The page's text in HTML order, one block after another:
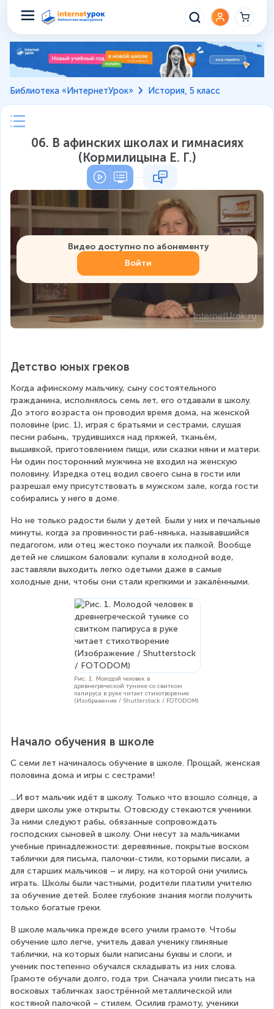
Библиотека «ИнтернетУрок» История, 5 класс
06. В афинских школах и гимнасиях
(Кормилицына Е. Г.)
Видео доступно по абонементу
Войти
Детство юных греков
Когда афинскому мальчику, сыну состоятельного
гражданина, исполнялось семь лет, его отдавали в школу.
До этого возраста он проводил время дома, на женской
половине (рис. 1), играя с братьями и сестрами, слушая
песни рабынь, трудившихся над пряжей, тканьём,
вышивкой, приготовлением пищи, или сказки няни и матери.
Ни один посторонний мужчина не входил на женскую
половину. Изредка отец водил своего сына в гости или
разрешал ему присутствовать в мужском зале, когда гости
собирались у него в доме.
Но не только радости были у детей. Были у них и печальные
минуты, когда за провинности раб-нянька, называвшийся
педагогом, или отец жестоко поучали их палкой. Вообще
детей не слишком баловали: купали в холодной воде,
заставляли выходить легко одетыми даже в самые
холодные дни, чтобы они стали крепкими и закалёнными.
Рис. 1. Молодой человек в
древнегреческой тунике со свитком
папируса в руке читает стихотворение
(Изображение / Shutterstock / FOTODOM)
Начало обучения в школе
С семи лет начиналось обучение в школе. Прощай, женская
половина дома и игры с сестрами!
...И вот мальчик идёт в школу. Только что взошло солнце, а
двери школы уже открыты. Отовсюду стекаются ученики.
За ними следуют рабы, обязанные сопровождать
господских сыновей в школу. Они несут за мальчиками
учебные принадлежности: деревянные, покрытые воском
таблички для письма, палочки-стили, которыми писали, а
для старших мальчиков – и лиру, на которой они учились
играть. Школы были частными, родители платили учителю
за обучение детей. Более глубокие знания могли получить
только богатые греки.
В школе мальчика прежде всего учили грамоте. Чтобы
обучение шло легче, учитель давал ученику глиняные
таблички, на которых были написаны буквы и слоги, и
ученик постепенно обучался складывать из них слова.
Грамоте обучали долго, года три. Сначала учили писать на
восковых табличках заострённой металлической или
костяной палочкой – стилем. Осилив грамоту, ученики